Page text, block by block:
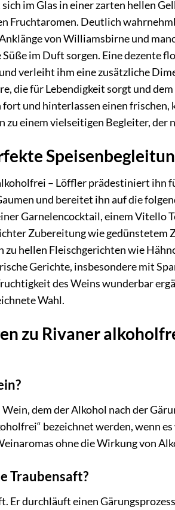
im Glas in einer zarten hellen
Fruchtaromen. Deutlich
von Williamsbirne und
im Duft sorgen. Eine dezente
verleiht ihm eine zusätzliche
die für Lebendigkeit sorgt und
und hinterlassen einen
zu einem vielseitigen Begleiter,
– Löffler prädestiniert ihn
und bereitet ihn auf die
Garnelencocktail, einem Vitello
Zubereitung wie gedünstetem
hellen Fleischgerichten wie
Gerichte, insbesondere mit
des Weins wunderbar
Wahl.
zu Rivaner
dem der Alkohol nach der
bezeichnet werden, wenn
ohne die Wirkung von
Traubensaft?
Er durchläuft einen